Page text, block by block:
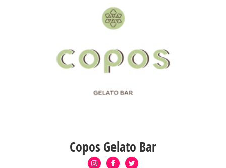
Copos Gelato Bar